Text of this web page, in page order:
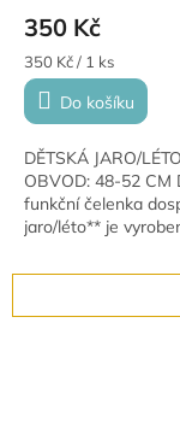
350 Kč
Měrná
cena:
350 Kč / 1 ks
Do košíku
DĚTSKÁ JARO/
OBVOD: 48-52 CM
funkční čelenka
jaro/léto** je
který skvěle odvádí
Perfektní volba pro